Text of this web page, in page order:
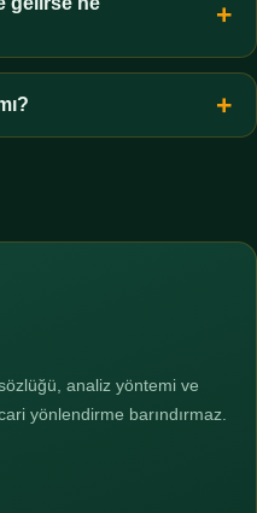
süreyi ölçün ve gerekirse
ücretsiz danışma hatları
adımdır.
analiz yöntemi ve
yönlendirme barındırmaz.